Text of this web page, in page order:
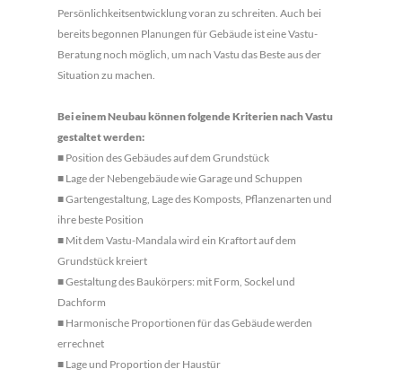
Persönlichkeitsentwicklung voran zu schreiten. Auch bei
bereits begonnen Planungen für Gebäude ist eine Vastu-
Beratung noch möglich, um nach Vastu das Beste aus der
Situation zu machen.
Bei einem Neubau können folgende Kriterien nach Vastu
gestaltet werden:
■ Position des Gebäudes auf dem Grundstück
■ Lage der Nebengebäude wie Garage und Schuppen
■Gartengestaltung, Lage des Komposts, Pflanzenarten und
ihre beste Position
■ Mit dem Vastu-Mandala wird ein Kraftort auf dem
Grundstück kreiert
■Gestaltung des Baukörpers: mit Form, Sockel und
Dachform
■ Harmonische Proportionen für das Gebäude werden
errechnet
■ Lage und Proportion der Haustür